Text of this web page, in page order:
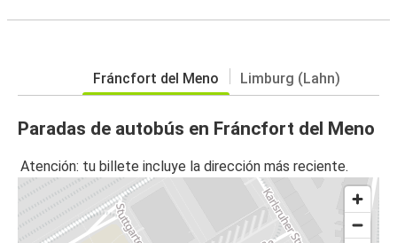
Fráncfort del Meno Limburg (Lahn)
Paradas de autobús en Fráncfort del Meno
Atención: tu billete incluye la dirección más reciente.